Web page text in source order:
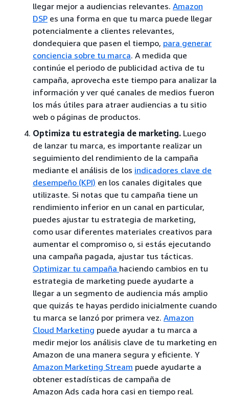
llegar mejor a audiencias relevantes. Amazon
DSP es una forma en que tu marca puede llegar
potencialmente a clientes relevantes,
dondequiera que pasen el tiempo, para generar
conciencia sobre tu marca. A medida que
continúe el periodo de publicidad activa de tu
campaña, aprovecha este tiempo para analizar la
información y ver qué canales de medios fueron
los más útiles para atraer audiencias a tu sitio
web o páginas de productos.
Optimiza tu estrategia de marketing. Luego
de lanzar tu marca, es importante realizar un
seguimiento del rendimiento de la campaña
mediante el análisis de los indicadores clave de
desempeño (KPI) en los canales digitales que
utilizaste. Si notas que tu campaña tiene un
rendimiento inferior en un canal en particular,
puedes ajustar tu estrategia de marketing,
como usar diferentes materiales creativos para
aumentar el compromiso o, si estás ejecutando
una campaña pagada, ajustar tus tácticas.
Optimizar tu campaña haciendo cambios en tu
estrategia de marketing puede ayudarte a
llegar a un segmento de audiencia más amplio
que quizás te hayas perdido inicialmente cuando
tu marca se lanzó por primera vez. Amazon
Cloud Marketing puede ayudar a tu marca a
medir mejor los análisis clave de tu marketing en
Amazon de una manera segura y eficiente. Y
Amazon Marketing Stream puede ayudarte a
obtener estadísticas de campaña de
Amazon Ads cada hora casi en tiempo real.